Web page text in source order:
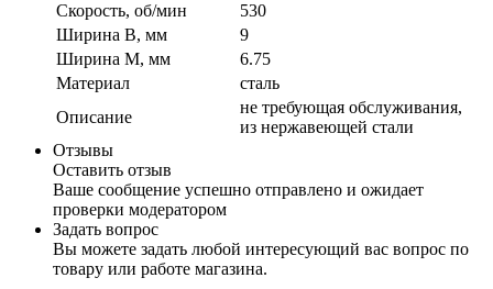
Скорость, об/мин
530
Ширина B, мм
9
Ширина M, мм
6.75
Материал
сталь
Описание
не требующая обслуживания,
из нержавеющей стали
Отзывы
Оставить отзыв
Ваше сообщение успешно отправлено и ожидает
проверки модератором
Задать вопрос
Вы можете задать любой интересующий вас вопрос по
товару или работе магазина.